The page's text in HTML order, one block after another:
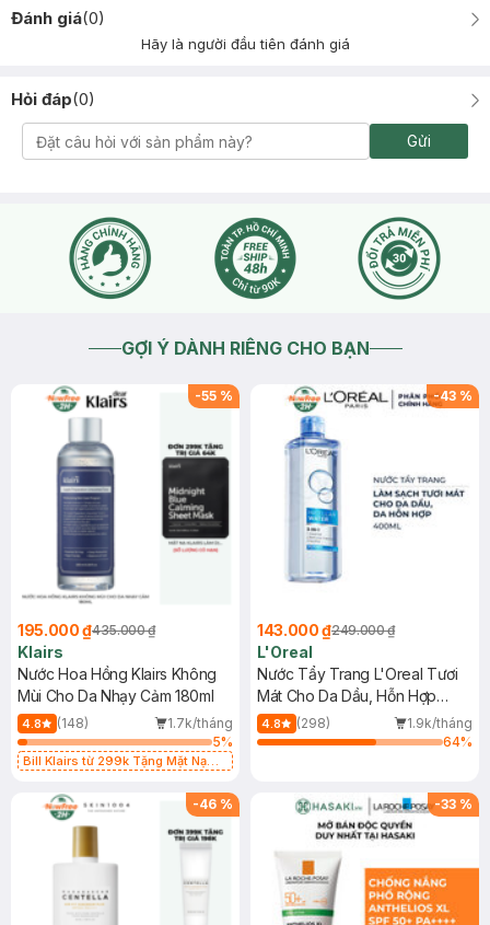
Đánh giá(0)
Hãy là người đầu tiên đánh giá
Hỏi đáp(0)
Gửi
GỢI Ý DÀNH RIÊNG CHO BẠN
-55 %
195.000 ₫435.000 ₫
Klairs
Nước Hoa Hồng Klairs Không
Mùi Cho Da Nhạy Cảm 180ml
4.8 (148)
1.7k/tháng
5%
Bill Klairs từ 299k Tặng Mặt Nạ
25ml (SL Có Hạn)
-43 %
143.000 ₫249.000 ₫
L'Oreal
Nước Tẩy Trang L'Oreal Tươi
Mát Cho Da Dầu, Hỗn Hợp
400ml
4.8 (298)
1.9k/tháng
64%
-46 % -33 %